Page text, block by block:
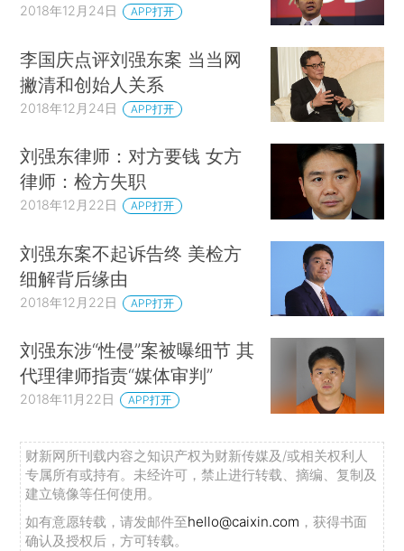
2018年12月24日 APP打开
李国庆点评刘强东案 当当网
撇清和创始人关系
2018年12月24日 APP打开
刘强东律师：对方要钱 女方
律师：检方失职
2018年12月22日 APP打开
刘强东案不起诉告终 美检方
细解背后缘由
2018年12月22日 APP打开
刘强东涉“性侵”案被曝细节 其
代理律师指责“媒体审判”
2018年11月22日 APP打开
财新网所刊载内容之知识产权为财新传媒及/或相关权利人
专属所有或持有。未经许可，禁止进行转载、摘编、复制及
建立镜像等任何使用。
如有意愿转载，请发邮件至hello@caixin.com ，获得书面
确认及授权后，方可转载。